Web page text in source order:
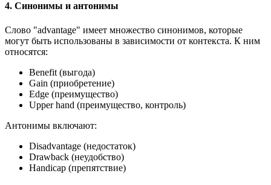
4. Синонимы и антонимы
Слово "advantage" имеет множество синонимов, которые
могут быть использованы в зависимости от контекста. К ним
относятся:
Benefit (выгода)
Gain (приобретение)
Edge (преимущество)
Upper hand (преимущество, контроль)
Антонимы включают:
Disadvantage (недостаток)
Drawback (неудобство)
Handicap (препятствие)